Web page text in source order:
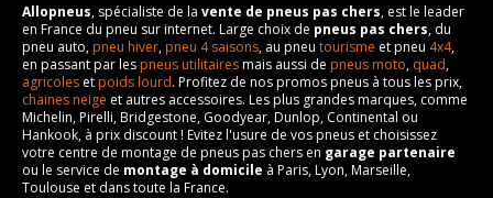
Allopneus, spécialiste de la vente de pneus pas chers, est le leader
en France du pneu sur internet. Large choix de pneus pas chers, du
pneu auto,pneu hiver,pneu 4 saisons, au pneu tourisme et pneu 4x4,
en passant par lespneus utilitairesmais aussi de pneus moto, quad,
agricoles etpoids lourd. Profitez de nos promos pneus à tous les prix,
chaines neige et autres accessoires. Les plus grandes marques, comme
Michelin, Pirelli, Bridgestone, Goodyear, Dunlop, Continental ou
Hankook, à prix discount ! Evitez l'usure de vos pneus et choisissez
votre centre de montage de pneus pas chers en garage partenaire
ou le service de montage à domicile à Paris, Lyon, Marseille,
Toulouse et dans toute la France.